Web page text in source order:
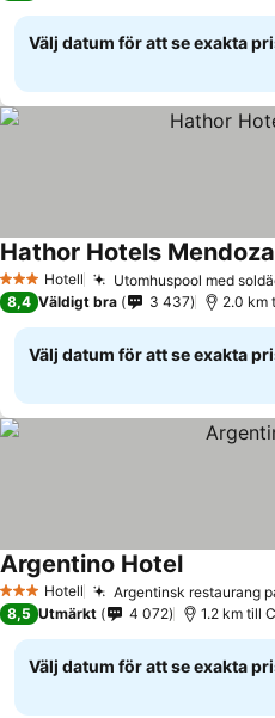
Välj datum för att se exakta
3 StjärnorHotell Utomhuspool med
Hathor Hotels Mendoza
8,4 Väldigt bra 3 437 2.0 km
Välj datum för att se exakta
3 StjärnorHotell Argentinsk restaurang
Argentino HotelSe priser
8,5 Utmärkt 4 072 1.2 km till
Välj datum för att se exakta